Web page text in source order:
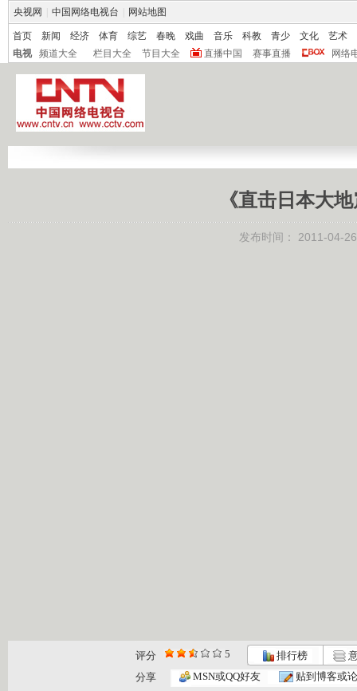
央视网 中国网络电视台 网站地图
首页 新闻 经济 体育 综艺 春晚 戏曲 音乐 科教 青少 文化
艺术
电视
频道大全 栏目大全 节目大全 直播中国 赛事直播 网络
《直击日本大
发布时间： 2011-04-
评分 5 排行榜
分享
MSN或QQ好友 贴到博客或